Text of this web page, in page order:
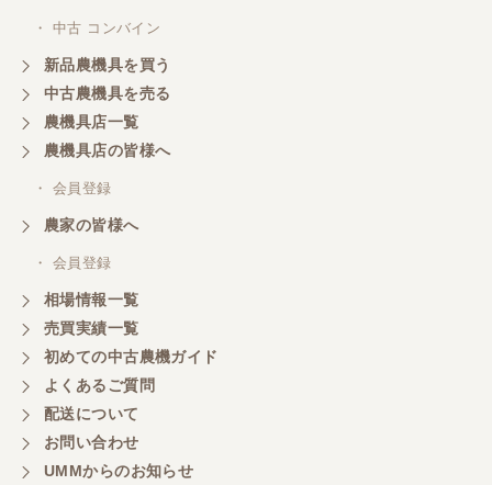
・ 中古 コンバイン
新品農機具を買う
中古農機具を売る
農機具店一覧
農機具店の皆様へ
・ 会員登録
農家の皆様へ
・ 会員登録
相場情報一覧
売買実績一覧
初めての中古農機ガイド
よくあるご質問
配送について
お問い合わせ
UMMからのお知らせ